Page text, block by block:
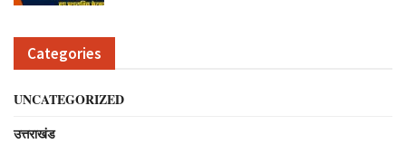
Categories
UNCATEGORIZED
उत्तराखंड